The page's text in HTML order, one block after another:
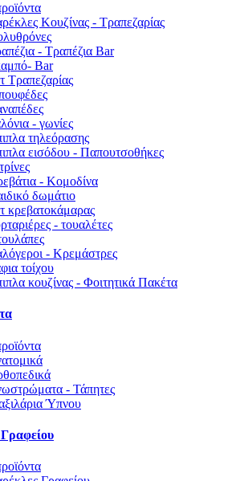
Κουζίνας - Τραπεζαρίας
- Τραπέζια Bar
Bar
Τραπεζαρίας
- γωνίες
τηλεόρασης
εισόδου - Παπουτσοθήκες
- Κομοδίνα
δωμάτιο
κρεβατοκάμαρας
- τουαλέτες
- Κρεμάστρες
τοίχου
κουζίνας - Φοιτητικά Πακέτα
- Τάπητες
Ύπνου